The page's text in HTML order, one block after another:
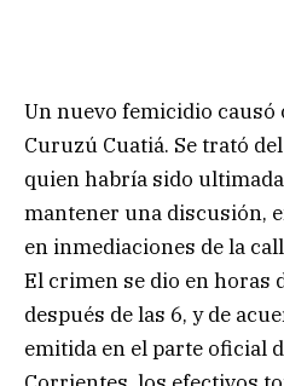
Un nuevo femicidio
Curuzú Cuatiá. Se trató
quien habría sido
mantener una discusión,
en inmediaciones de la
El crimen se dio en horas
después de las 6, y de
emitida en el parte oficial